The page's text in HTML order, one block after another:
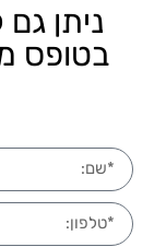
ניתן
בטופס